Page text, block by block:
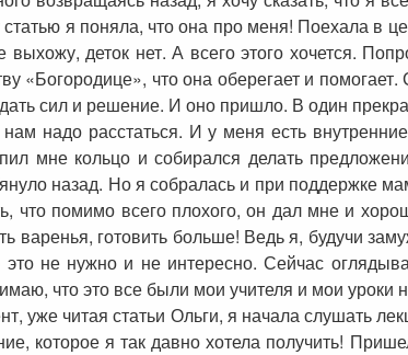
статью я поняла, что она про меня! Поехала в
выхожу, деток нет. А всего этого хочется.
«Богородице», что она оберегает и
сил и решение. И оно пришло. В один
нам надо расстаться. И у меня есть
мне кольцо и собирался делать
назад. Но я собралась и при поддержке
что помимо всего плохого, он дал мне и
варенья, готовить больше! Ведь я, будучи
это не нужно и не интересно. Сейчас
что это все были мои учителя и мои уроки
уже читая статьи Ольги, я начала слушать
которое я так давно хотела получить!